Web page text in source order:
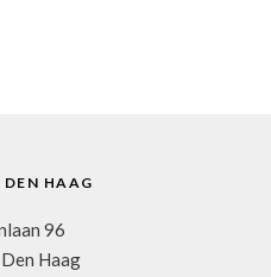
HAAG
96
Haag